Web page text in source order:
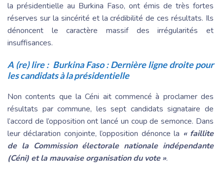
la présidentielle au Burkina Faso, ont émis de très fortes
réserves sur la sincérité et la crédibilité de ces résultats. Ils
dénoncent le caractère massif des irrégularités et
insuffisances.
A (re) lire : Burkina Faso : Dernière ligne droite pour
les candidats à la présidentielle
Non contents que la Céni ait commencé à proclamer des
résultats par commune, les sept candidats signataire de
l’accord de l’opposition ont lancé un coup de semonce. Dans
leur déclaration conjointe, l’opposition dénonce la « faillite
de la Commission électorale nationale indépendante
(Céni) et la mauvaise organisation du vote ».